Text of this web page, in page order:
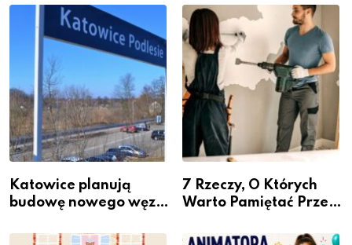
– nabór dla
przedsiębiorców
Katowice planują
budowę nowego węzła
Podlesiu
7 Rzeczy, O Których
Warto Pamiętać Przed